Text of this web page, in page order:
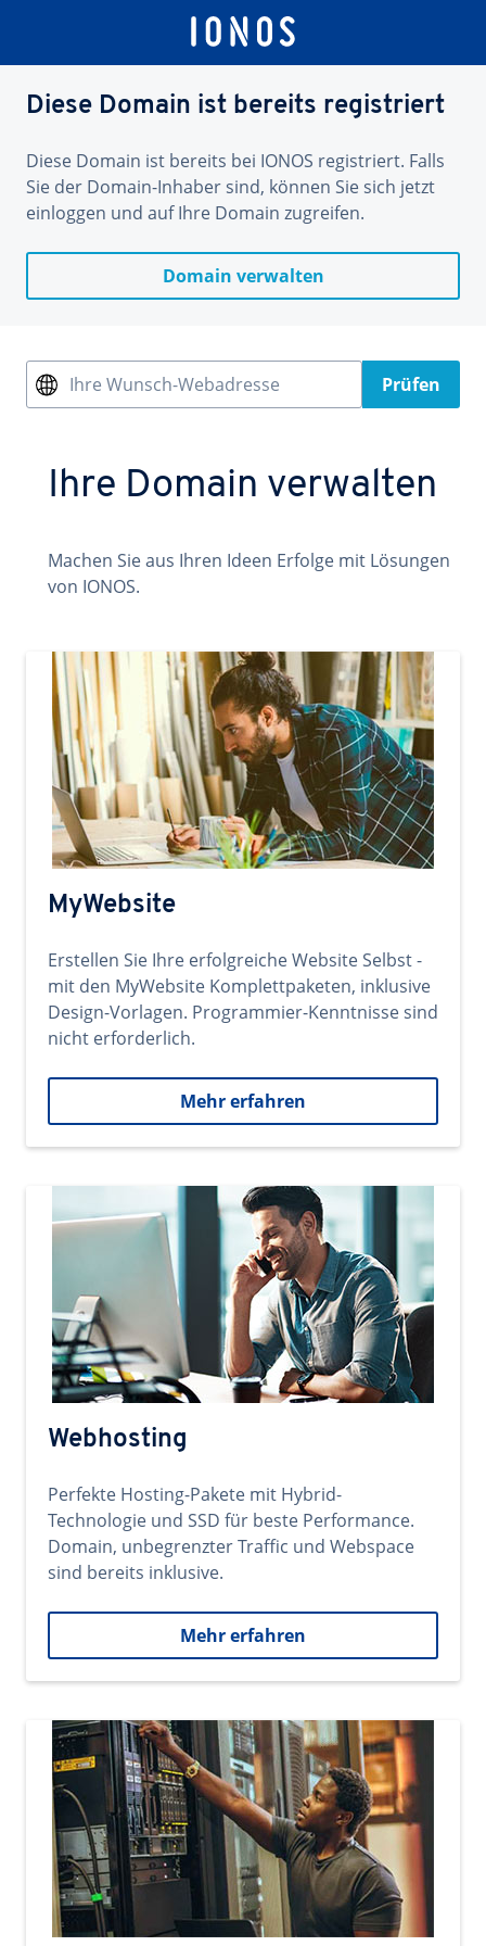
Diese Domain ist bereits registriert
Diese Domain ist bereits bei IONOS registriert. Falls
Sie der Domain-Inhaber sind, können Sie sich jetzt
einloggen und auf Ihre Domain zugreifen.
Domain verwalten
Ihre Wunsch-Webadresse Prüfen
Ihre Domain verwalten
Machen Sie aus Ihren Ideen Erfolge mit Lösungen
von IONOS.
MyWebsite
Erstellen Sie Ihre erfolgreiche Website Selbst -
mit den MyWebsite Komplettpaketen, inklusive
Design-Vorlagen. Programmier-Kenntnisse sind
nicht erforderlich.
Mehr erfahren
Webhosting
Perfekte Hosting-Pakete mit Hybrid-
Technologie und SSD für beste Performance.
Domain, unbegrenzter Traffic und Webspace
sind bereits inklusive.
Mehr erfahren